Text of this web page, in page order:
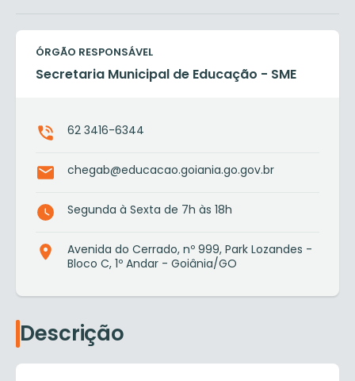
ÓRGÃO RESPONSÁVEL
Secretaria Municipal de Educação - SME
62 3416-6344
chegab@educacao.goiania.go.gov.br
Segunda à Sexta de 7h às 18h
Avenida do Cerrado, nº 999, Park Lozandes -
Bloco C, 1º Andar - Goiânia/GO
Descrição